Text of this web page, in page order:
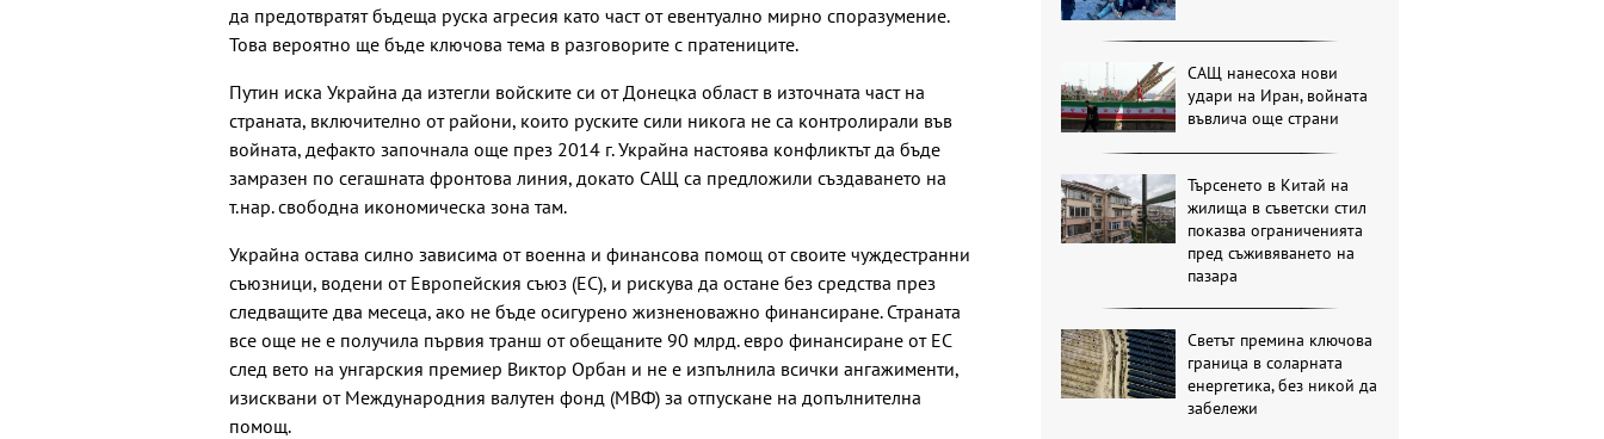
да предотвратят бъдеща руска агресия като част от евентуално мирно споразумение.
Това вероятно ще бъде ключова тема в разговорите с пратениците.
Путин иска Украйна да изтегли войските си от Донецка област в източната част на
страната, включително от райони, които руските сили никога не са контролирали във
войната, дефакто започнала още през 2014 г. Украйна настоява конфликтът да бъде
замразен по сегашната фронтова линия, докато САЩ са предложили създаването на
т.нар. свободна икономическа зона там.
Украйна остава силно зависима от военна и финансова помощ от своите чуждестранни
съюзници, водени от Европейския съюз (ЕС), и рискува да остане без средства през
следващите два месеца, ако не бъде осигурено жизненоважно финансиране. Страната
все още не е получила първия транш от обещаните 90 млрд. евро финансиране от ЕС
след вето на унгарския премиер Виктор Орбан и не е изпълнила всички ангажименти,
изисквани от Международния валутен фонд (МВФ) за отпускане на допълнителна
помощ.
САЩ нанесоха нови
удари на Иран, войната
въвлича още страни
Търсенето в Китай на
жилища в съветски стил
показва ограниченията
пред съживяването на
пазара
Светът премина ключова
граница в соларната
енергетика, без никой да
забележи